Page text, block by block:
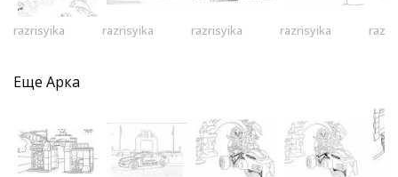
razrisyika razrisyika razrisyika razrisyika
Еще Арка